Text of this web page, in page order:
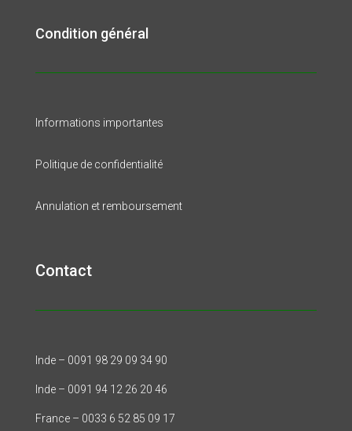
Condition général
Informations importantes
Politique de confidentialité
Annulation et remboursement
Contact
Inde – 0091 98 29 09 34 90
Inde – 0091 94 12 26 20 46
France – 0033 6 52 85 09 17